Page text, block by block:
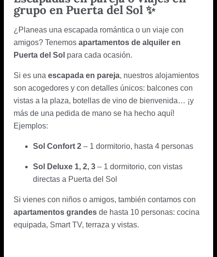
grupo en Puerta del Sol ✨
¿Planeas una escapada romántica o un viaje con
amigos? Tenemos apartamentos de alquiler en
Puerta del Sol para cada ocasión.
Si es una escapada en pareja, nuestros alojamientos
son acogedores y con detalles únicos: balcones con
vistas a la plaza, botellas de vino de bienvenida… ¡y
más de una pedida de mano se ha hecho aquí!
Ejemplos:
Sol Confort 2 – 1 dormitorio, hasta 4 personas
Sol Deluxe 1, 2, 3 – 1 dormitorio, con vistas
directas a Puerta del Sol
Si vienes con niños o amigos, también contamos con
apartamentos grandes de hasta 10 personas: cocina
equipada, Smart TV, terraza y vistas.